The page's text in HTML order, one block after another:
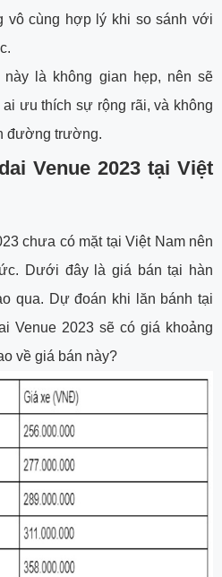
vô cùng hợp lý khi so sánh với
là không gian hẹp, nên sẽ
ưu thích sự rộng rãi, và không
đường trường.
Venue 2023 tại Việt
chưa có mặt tại Việt Nam nên
Dưới đây là giá bán tại hàn
qua. Dự đoán khi lăn bánh tại
Venue 2023 sẽ có giá khoảng
về giá bán này?